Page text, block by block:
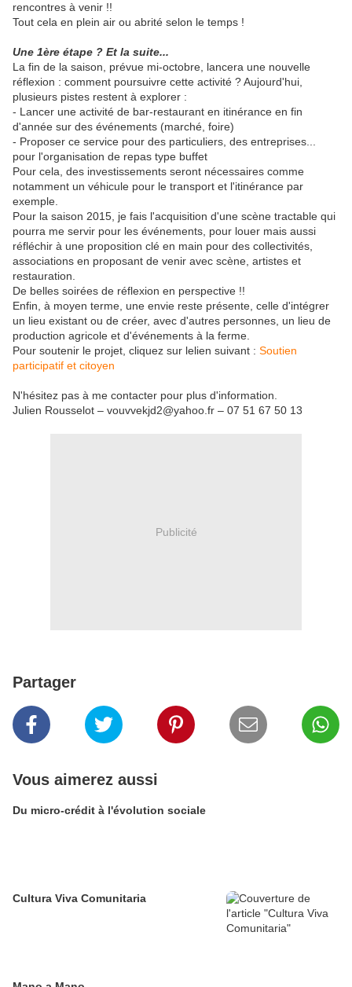
rencontres à venir !!
Tout cela en plein air ou abrité selon le temps !
Une 1ère étape ? Et la suite...
La fin de la saison, prévue mi-octobre, lancera une nouvelle
réflexion : comment poursuivre cette activité ? Aujourd'hui,
plusieurs pistes restent à explorer :
- Lancer une activité de bar-restaurant en itinérance en fin
d'année sur des événements (marché, foire)
- Proposer ce service pour des particuliers, des entreprises...
pour l'organisation de repas type buffet
Pour cela, des investissements seront nécessaires comme
notamment un véhicule pour le transport et l'itinérance par
exemple.
Pour la saison 2015, je fais l'acquisition d'une scène tractable qui
pourra me servir pour les événements, pour louer mais aussi
réfléchir à une proposition clé en main pour des collectivités,
associations en proposant de venir avec scène, artistes et
restauration.
De belles soirées de réflexion en perspective !!
Enfin, à moyen terme, une envie reste présente, celle d'intégrer
un lieu existant ou de créer, avec d'autres personnes, un lieu de
production agricole et d'événements à la ferme.
Pour soutenir le projet, cliquez sur lelien suivant : Soutien
participatif et citoyen
N'hésitez pas à me contacter pour plus d'information.
Julien Rousselot – vouvvekjd2@yahoo.fr – 07 51 67 50 13
Publicité
Partager
Vous aimerez aussi
Du micro-crédit à l'évolution sociale
Cultura Viva Comunitaria